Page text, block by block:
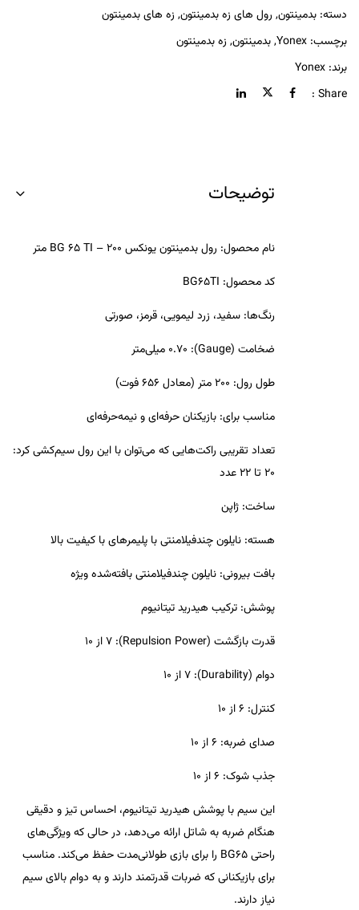
دسته: بدمینتون, رول های زه بدمینتون, زه های بدمینتون
برچسب: Yonex
,بدمینتون, زه بدمینتون
برند: Yonex
Share :
توضیحات
نام محصول: رول بدمینتون یونکس BG 65 TI – 200 متر
کد محصول:
رنگ‌ها: سفید، زرد لیمویی، قرمز، صورتی
ضخامت (Gauge):
طول رول:
مناسب برای: بازیکنان حرفه‌ای و نیمه‌حرفه‌ای
تعداد تقریبی راکت‌هایی که می‌توان با این رول سیم‌کشی کرد:
20 تا 22 عدد
ساخت: ژاپن
هسته: نایلون چندفیلامنتی با پلیمرهای با کیفیت بالا
بافت بیرونی: نایلون چندفیلامنتی بافته‌شده ویژه
پوشش: ترکیب هیدرید تیتانیوم
قدرت بازگشت (Repulsion Power):
دوام (Durability):
کنترل:
صدای ضربه:
جذب شوک:
این سیم با پوشش هیدرید تیتانیوم، احساس تیز و دقیقی
هنگام ضربه به شاتل ارائه می‌دهد، در حالی که ویژگی‌های
راحتی BG65 را برای بازی طولانی‌مدت حفظ می‌کند. مناسب
برای بازیکنانی که ضربات قدرتمند دارند و به دوام بالای سیم
نیاز دارند.